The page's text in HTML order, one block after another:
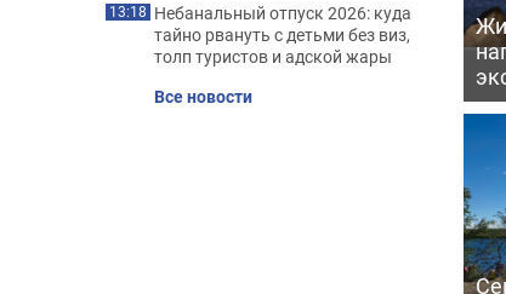
13:18 Небанальный отпуск 2026: куда
тайно рвануть с детьми без виз,
толп туристов и адской жары
Все новости